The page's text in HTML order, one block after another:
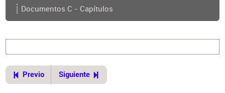
Documentos C - Capítulos
Previo Siguiente